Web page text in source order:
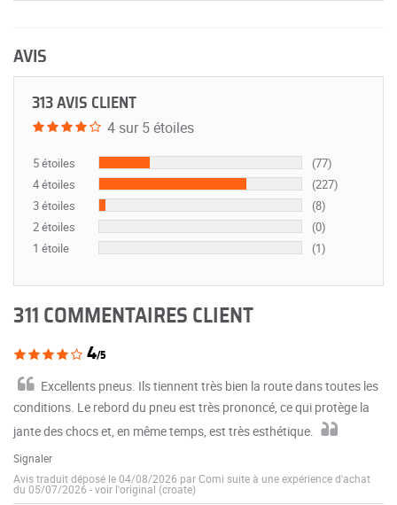
AVIS
313 AVIS CLIENT
4 sur 5 étoiles
5 étoiles
(77)
4 étoiles
(227)
3 étoiles
(8)
2 étoiles
(0)
1 étoile
(1)
311 COMMENTAIRES CLIENT
4/5
Excellents pneus. Ils tiennent très bien la route dans toutes les
conditions. Le rebord du pneu est très prononcé, ce qui protège la
jante des chocs et, en même temps, est très esthétique.
Signaler
Avis traduit déposé le 04/08/2026 par Comi suite à une expérience d'achat
du 05/07/2026 -voir l'original (croate)